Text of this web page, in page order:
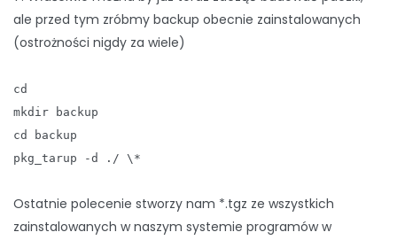
ale przed tym zróbmy backup obecnie zainstalowanych
(ostrożności nigdy za wiele)
cd
mkdir backup
cd backup
pkg_tarup -d ./ \*
Ostatnie polecenie stworzy nam *.tgz ze wszystkich
zainstalowanych w naszym systemie programów w